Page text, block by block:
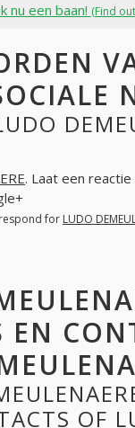
nu een baan! (Find
. Laat een
for LUDO
EN
OF